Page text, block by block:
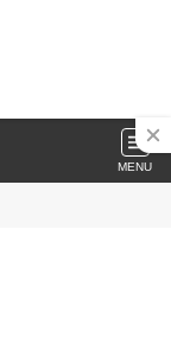
MENU